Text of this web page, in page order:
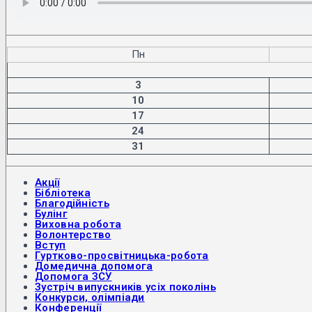
Пн
3
10
17
24
31
Акції
Бібліотека
Благодійність
Булінг
Виховна робота
Волонтерство
Вступ
Гуртково-просвітницька-робота
Домедична допомога
Допомога ЗСУ
Зустріч випускників усіх поколінь
Конкурси, олімпіади
Конференції